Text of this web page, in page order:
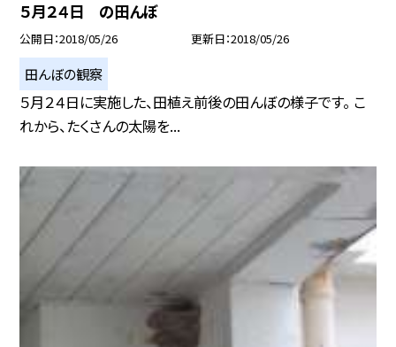
５月２４日 の田んぼ
公開日 2018/05/26 更新日 2018/05/26
田んぼの観察
５月２４日に実施した、田植え前後の田んぼの様子です。 こ
れから、たくさんの太陽を...